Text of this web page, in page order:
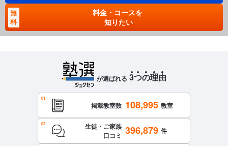
無
料
料金・コースを
知りたい
が選ばれる 3つの理由
掲載教室数 108,995 教室
生徒・ご家族
口コミ 396,879 件